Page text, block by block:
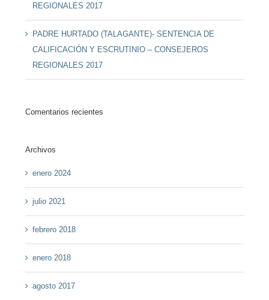
REGIONALES 2017
PADRE HURTADO (TALAGANTE)- SENTENCIA DE
CALIFICACIÓN Y ESCRUTINIO – CONSEJEROS
REGIONALES 2017
Comentarios recientes
Archivos
enero 2024
julio 2021
febrero 2018
enero 2018
agosto 2017